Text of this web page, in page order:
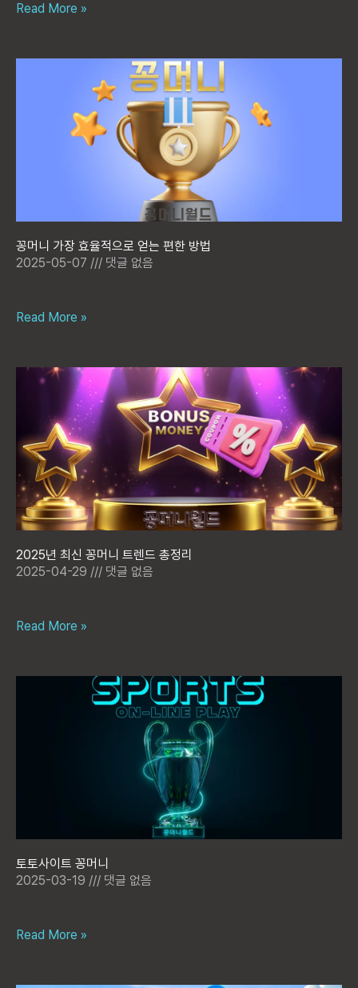
Read More »
꽁머니 가장 효율적으로 얻는 편한 방법
2025-05-07
댓글 없음
Read More »
2025년 최신 꽁머니 트렌드 총정리
2025-04-29
댓글 없음
Read More »
토토사이트 꽁머니
2025-03-19
댓글 없음
Read More »